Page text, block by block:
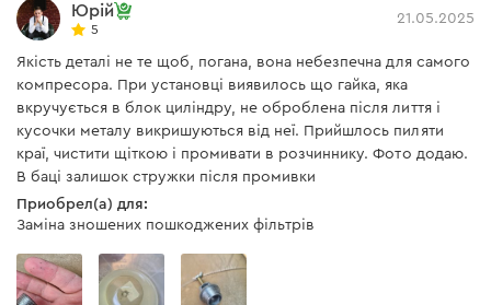
Юрій
5
21.05.2025
Якість деталі не те щоб, погана, вона небезпечна для самого
компресора. При установці виявилось що гайка, яка
вкручується в блок циліндру, не оброблена після лиття і
кусочки металу викришуються від неї. Прийшлось пиляти
краї, чистити щіткою і промивати в розчиннику. Фото додаю.
В баці залишок стружки після промивки
Приобрел(а) для:
Заміна зношених пошкоджених фільтрів